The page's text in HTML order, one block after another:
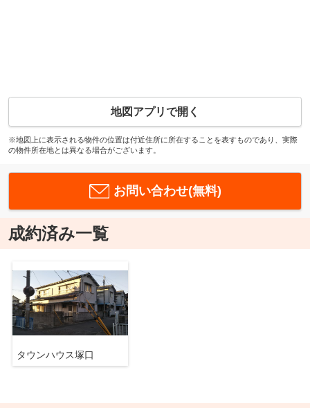
地図アプリで開く
※地図上に表示される物件の位置は付近住所に所在することを表すものであり、実際
の物件所在地とは異なる場合がございます。
お問い合わせ(無料)
成約済み一覧
タウンハウス塚口